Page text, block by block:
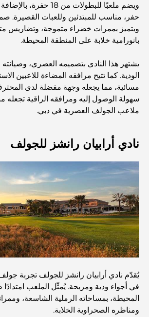
أفضل البنوك في دبي للمقيمين الأجانب:
أفضل مطاعم شرائح اللحم في دبي: دليل
أغلى دولة في العالم: تصنيف عالمي
البدنية في المنطقة المحيطة
أفضل مراكز التسوق في دبي للتسوق
أنشطة يمكنك القيام بها في مركز دبي
استكشف أكثر مناطق دبي حيوية
بطاقات الائتمان في الإمارات العربية
للإنفاق الذكي
المستوى في دبي
صالات رياضية في مركز دبي المالي
البدنية بأسلوب حياة الأعمال
حفر، مناسب للمبتدئين وللعبات القصيرة.
ويتميز بممرات خضراء متموجة، وتضاريس
بانورامية خلابة على المنطقة المحيطة.
يشتهر هذا النادي بتصميمه العصري، وصيانته
الودية. كما تتيح مرافقه المضاءة للاعبين
مسائية، مما يجعله وجهة مفضلة لدى
سهولة الوصول إليه ومرافقه الراقية تجعله
ملاعب الجولف العصرية في دبي.
نادي أرابيان رانشز للجولف
يُقدّم نادي أرابيان رانشز للجولف تجربة
في أجواء ودية ومريحة. يُمثّل الملعب امتدادًا
المحيطة، بمساحاته الرملية الشاسعة،
ومناظره الصحراوية الخلابة.